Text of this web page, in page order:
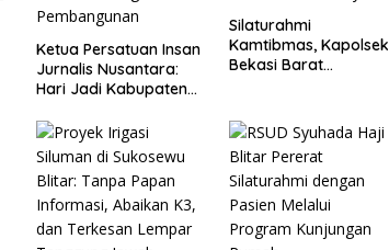
Ketua Persatuan Insan
Jurnalis Nusantara:
Hari Jadi Kabupaten
Momentum Perkuat
Sinergi Pembangunan
Silaturahmi
Kamtibmas, Kapolsek
Bekasi Barat
Jaga Kondusivitas
Wilayah